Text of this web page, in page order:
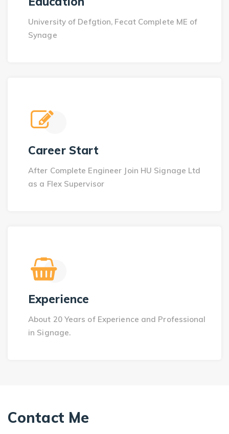
University of Defgtion, Fecat Complete ME of
Synage
Career Start
After Complete Engineer Join HU Signage Ltd
as a Flex Supervisor
Experience
About 20 Years of Experience and Professional
in Signage.
Contact Me